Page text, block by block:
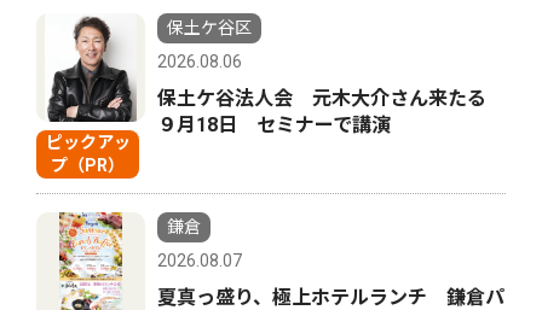
ピックアッ
プ（PR）
保土ケ谷区
2026.08.06
保土ケ谷法人会 元木大介さん来たる
９月18日 セミナーで講演
鎌倉
2026.08.07
夏真っ盛り、極上ホテルランチ 鎌倉パ